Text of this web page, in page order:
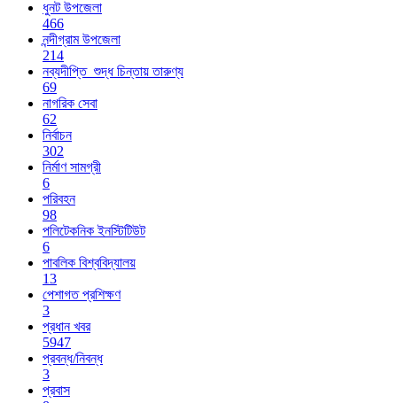
ধুনট উপজেলা
466
নন্দীগ্রাম উপজেলা
214
নব্যদীপ্তি_শুদ্ধ চিন্তায় তারুণ্য
69
নাগরিক সেবা
62
নির্বাচন
302
নির্মাণ সামগ্রী
6
পরিবহন
98
পলিটেকনিক ইনস্টিটিউট
6
পাবলিক বিশ্ববিদ্যালয়
13
পেশাগত প্রশিক্ষণ
3
প্রধান খবর
5947
প্রবন্ধ/নিবন্ধ
3
প্রবাস